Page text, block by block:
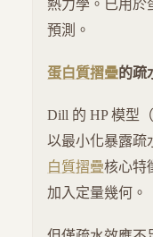
熱力學。已用於
預測。
蛋白質摺疊的疏
Dill 的 HP 模型（
以最小化暴露疏
白質摺疊核心特
加入定量幾何。